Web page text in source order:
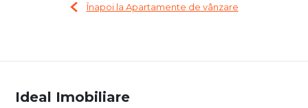
Înapoi la Apartamente de vânzare
Ideal Imobiliare